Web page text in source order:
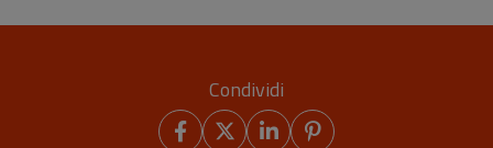
Condividi